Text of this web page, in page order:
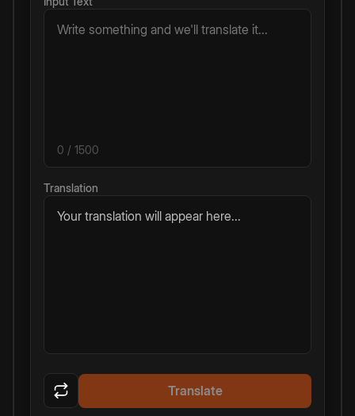
0 / 1500
Translation
Your translation will appear here...
Translate